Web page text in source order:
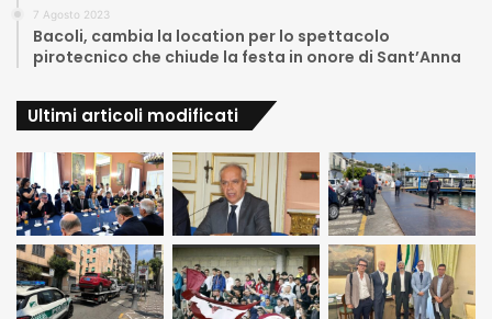
7 Agosto 2023
Bacoli, cambia la location per lo spettacolo
pirotecnico che chiude la festa in onore di Sant’Anna
Ultimi articoli modificati